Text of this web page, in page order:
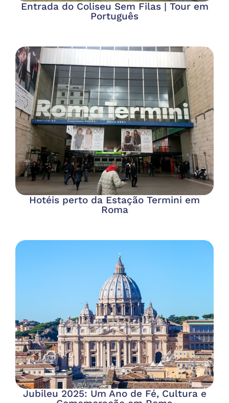
Entrada do Coliseu Sem Filas | Tour em
Português
Hotéis perto da Estação Termini em
Roma
Jubileu 2025: Um Ano de Fé, Cultura e